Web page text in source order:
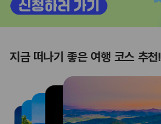
지금 떠나기 좋은 여행 코스 추천!